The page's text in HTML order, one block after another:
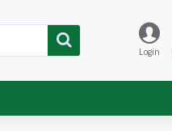
Login